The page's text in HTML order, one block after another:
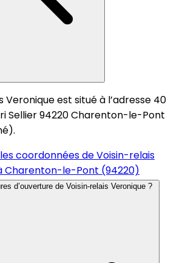
Veronique est situé à l’adresse 40
Sellier 94220 Charenton-le-Pont
coordonnées de Voisin-relais
Charenton-le-Pont (94220)
d’ouverture de Voisin-relais Veronique ?